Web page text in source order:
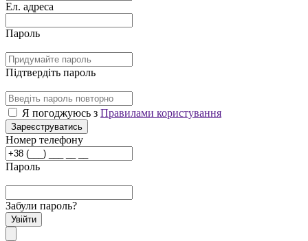
Ел. адреса
Пароль
Підтвердіть пароль
Я погоджуюсь з Правилами користування
Зареєструватись
Номер телефону
Пароль
Забули пароль?
Увійти